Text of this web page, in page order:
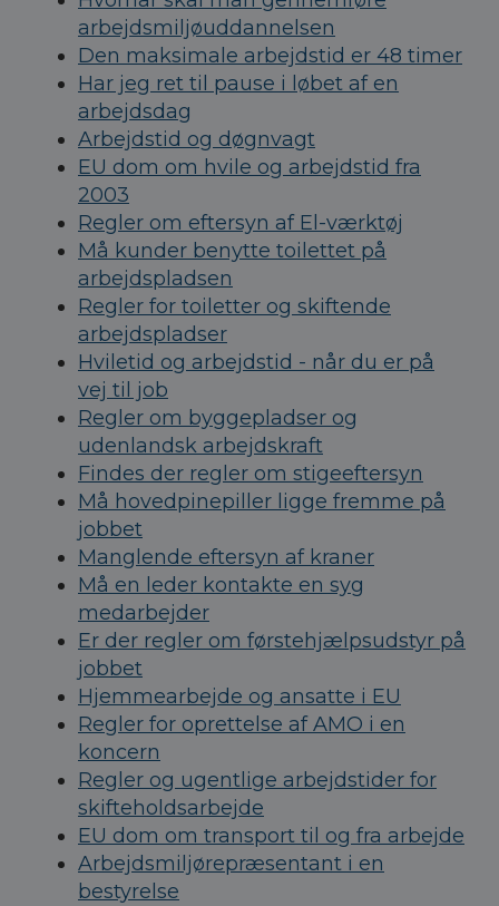
arbejdsmiljøuddannelsen
Den maksimale arbejdstid er 48 timer
Har jeg ret til pause i løbet af en
arbejdsdag
Arbejdstid og døgnvagt
EU dom om hvile og arbejdstid fra
2003
Regler om eftersyn af El-værktøj
Må kunder benytte toilettet på
arbejdspladsen
Regler for toiletter og skiftende
arbejdspladser
Hviletid og arbejdstid - når du er på
vej til job
Regler om byggepladser og
udenlandsk arbejdskraft
Findes der regler om stigeeftersyn
Må hovedpinepiller ligge fremme på
jobbet
Manglende eftersyn af kraner
Må en leder kontakte en syg
medarbejder
Er der regler om førstehjælpsudstyr på
jobbet
Hjemmearbejde og ansatte i EU
Regler for oprettelse af AMO i en
koncern
Regler og ugentlige arbejdstider for
skifteholdsarbejde
EU dom om transport til og fra arbejde
Arbejdsmiljørepræsentant i en
bestyrelse